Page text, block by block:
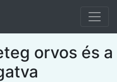
orvos és a